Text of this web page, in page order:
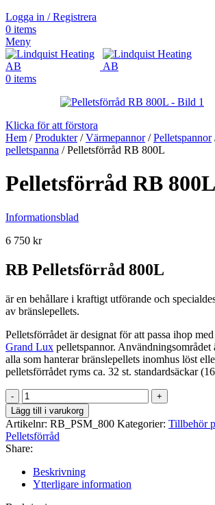
Logga in / Registrera
0 items
Meny
0 items
Klicka för att förstora
Hem /Produkter/Värmepannor/Pelletspannor
pelletspanna /Pelletsförråd RB 800L
Pelletsförråd RB 800L
Informationsblad
6 750 kr
RB Pelletsförråd 800L
är en behållare i kraftigt utförande och
av bränslepellets.
Pelletsförrådet är designat för att passa ihop med
Grand Lux pelletspannor.
alla som hanterar bränslepellets inomhus löst
pelletsförrådet ryms ca. 32 st. standardsäckar
Pelletsförråd
RB
800L
mängd
Lägg till i varukorg
Artikelnr: RB_PSM_800 Kategorier: Tillbehör
Pelletsförråd
Share:
Beskrivning
Ytterligare information